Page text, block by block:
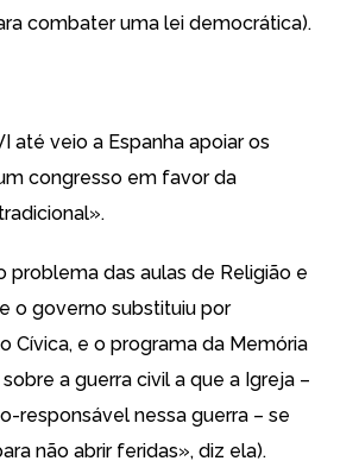
combater uma lei democrática).
até veio a Espanha apoiar os
congresso em favor da
problema das aulas de Religião e
o governo substituiu por
Cívica, e o programa da Memória
a guerra civil a que a Igreja –
responsável nessa guerra – se
não abrir feridas», diz ela).